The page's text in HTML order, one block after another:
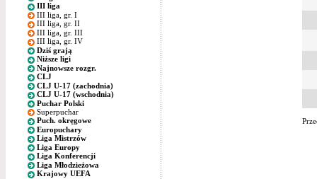
III liga
III liga, gr. I
III liga, gr. II
III liga, gr. III
III liga, gr. IV
Dziś grają
Niższe ligi
Najnowsze rozgr.
CLJ
CLJ U-17 (zachodnia)
CLJ U-17 (wschodnia)
Puchar Polski
Superpuchar
Puch. okręgowe
Europuchary
Liga Mistrzów
Liga Europy
Liga Konferencji
Liga Młodzieżowa
Krajowy UEFA